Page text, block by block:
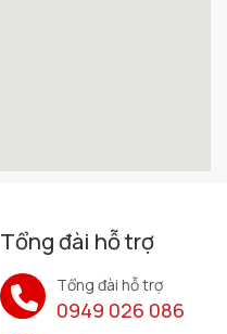
Tổng đài hỗ trợ
Tổng đài hỗ trợ
0949 026 086